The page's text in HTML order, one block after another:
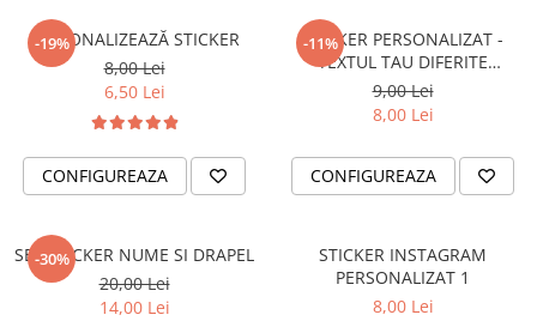
OPEL
PEUGEOT
VOLKSWAGEN
STICKERE STALPI
STALPI MARCI AUTO
TOP VANZARI
PENTRU PASIONATII AUTO
TRICOURI AMUZANTE
TRICOURI ANIVERSARE
TRICOURI CU MESAJE
TRICOURI CU PROFESII
CASATORITI
TRICOURI DAMA
TRICOURI IUBITORI DE CAINI
-19%
PERSONALIZEAZĂ STICKER
8,00 Lei
6,50 Lei
CONFIGUREAZA
-11%
STICKER PERSONALIZAT -
TEXTUL TAU DIFERITE
FONTURI
9,00 Lei
8,00 Lei
CONFIGUREAZA
-30%
SET STICKER NUME SI DRAPEL
20,00 Lei
14,00 Lei
STICKER INSTAGRAM
PERSONALIZAT 1
8,00 Lei